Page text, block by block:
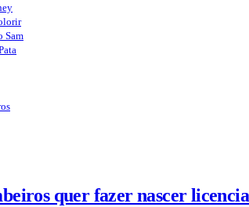
Sam
quer fazer nascer